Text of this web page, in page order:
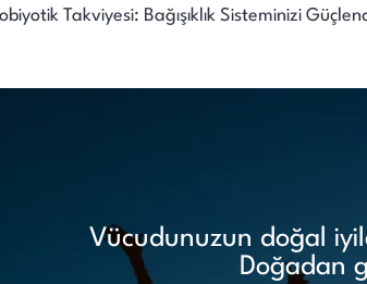
Takviyesi: Bağışıklık Sisteminizi
Vücudunuzun doğal
Doğadan